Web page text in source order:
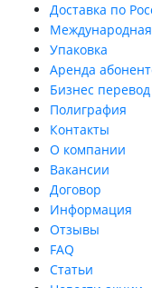
Доставка по
Международная
Упаковка
Аренда
Бизнес перевод
Полиграфия
Контакты
О компании
Вакансии
Договор
Информация
Отзывы
FAQ
Статьи